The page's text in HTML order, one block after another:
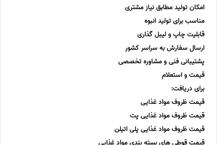
امکان تولید مطابق نیاز مشتری
مناسب برای تولید انبوه
قابلیت چاپ و لیبل گذاری
ارسال سفارش به سراسر کشور
پشتیبانی فنی و مشاوره تخصصی
قیمت و استعلام
برای دریافت:
قیمت ظروف مواد غذایی
قیمت ظروف مواد غذایی پت
قیمت ظروف مواد غذایی پلی اتیلن